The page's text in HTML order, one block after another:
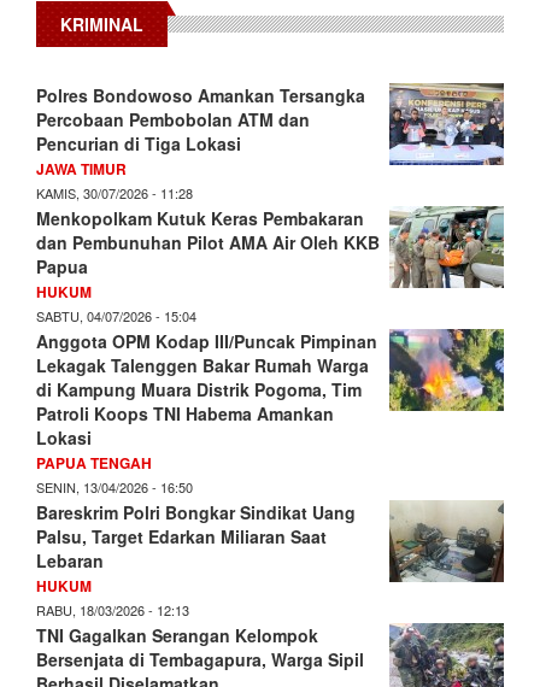
KRIMINAL
Polres Bondowoso Amankan Tersangka
Percobaan Pembobolan ATM dan
Pencurian di Tiga Lokasi
JAWA TIMUR
KAMIS, 30/07/2026 - 11:28
Menkopolkam Kutuk Keras Pembakaran
dan Pembunuhan Pilot AMA Air Oleh KKB
Papua
HUKUM
SABTU, 04/07/2026 - 15:04
Anggota OPM Kodap III/Puncak Pimpinan
Lekagak Talenggen Bakar Rumah Warga
di Kampung Muara Distrik Pogoma, Tim
Patroli Koops TNI Habema Amankan
Lokasi
PAPUA TENGAH
SENIN, 13/04/2026 - 16:50
Bareskrim Polri Bongkar Sindikat Uang
Palsu, Target Edarkan Miliaran Saat
Lebaran
HUKUM
RABU, 18/03/2026 - 12:13
TNI Gagalkan Serangan Kelompok
Bersenjata di Tembagapura, Warga Sipil